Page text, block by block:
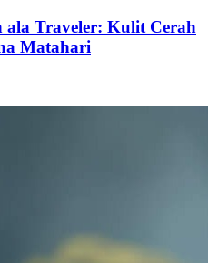
Traveler: Kulit Cerah
Matahari